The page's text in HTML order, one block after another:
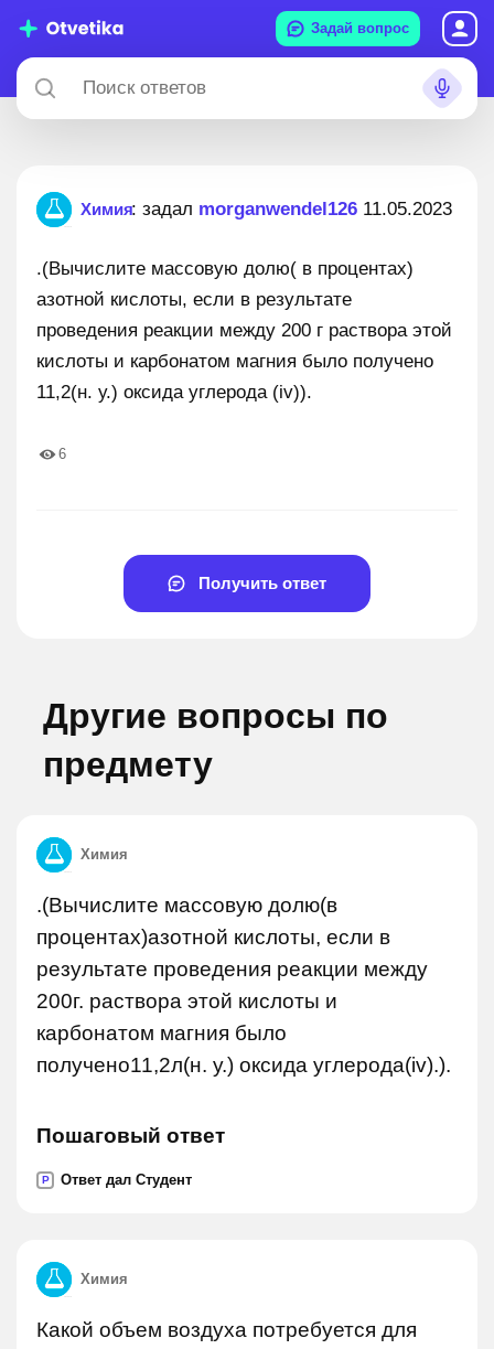
Задай вопрос
Химия: задал morganwendel126 11.05.2023
.(Вычислите массовую долю( в процентах)
азотной кислоты, если в результате
проведения реакции между 200 г раствора этой
кислоты и карбонатом магния было получено
11,2(н. у.) оксида углерода (iv)).
6
Получить ответ
Другие вопросы по
предмету
Химия
.(Вычислите массовую долю(в
процентах)азотной кислоты, если в
результате проведения реакции между
200г. раствора этой кислоты и
карбонатом магния было
получено11,2л(н. у.) оксида углерода(iv).).
Пошаговый ответ
P Ответ дал Студент
Химия
Какой объем воздуха потребуется для